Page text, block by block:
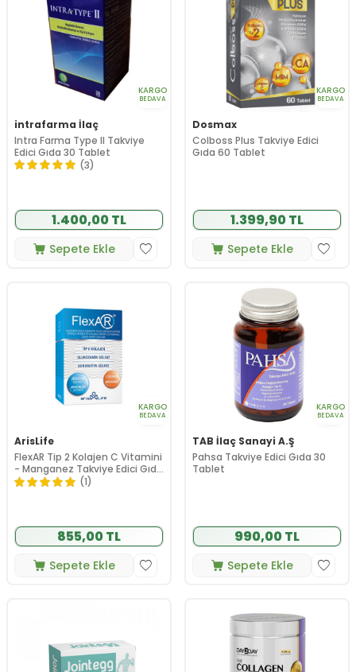
KARGO
BEDAVA
intrafarma İlaç
Intra Farma Type II Takviye
Edici Gıda 30 Tablet
(3)
1.400,00 TL
Sepete Ekle
KARGO
BEDAVA
Dosmax
Colboss Plus Takviye Edici
Gıda 60 Tablet
1.399,90 TL
Sepete Ekle
KARGO
BEDAVA
ArisLife
FlexAR Tip 2 Kolajen C Vitamini
- Manganez Takviye Edici Gıda
30 Tablet
(1)
855,00 TL
Sepete Ekle
KARGO
BEDAVA
TAB İlaç Sanayi A.Ş
Pahsa Takviye Edici Gıda 30
Tablet
990,00 TL
Sepete Ekle